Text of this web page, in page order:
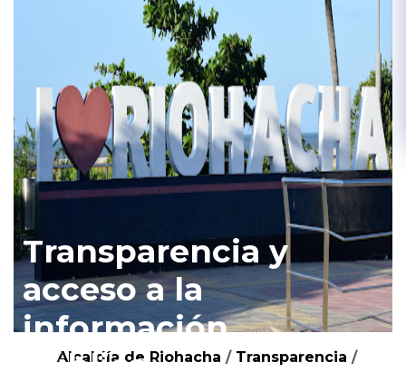
Transparencia y
acceso a la
información
Alcaldía de Riohacha / Transparencia /